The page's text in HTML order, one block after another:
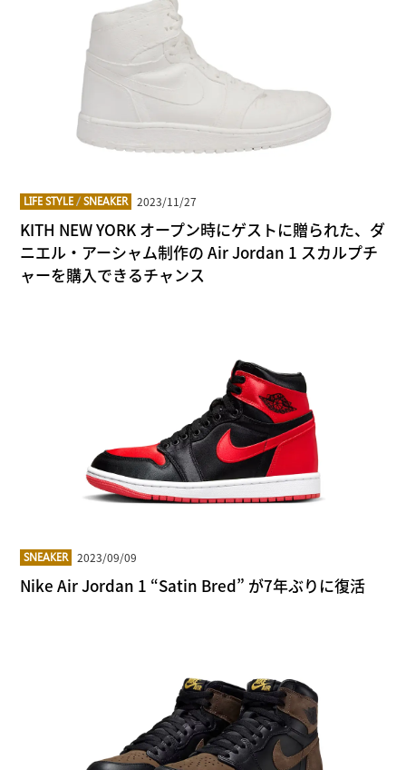
LIFE STYLE /SNEAKER 2023/11/27
KITH NEW YORK オープン時にゲストに贈られた、ダ
ニエル・アーシャム制作の Air Jordan 1 スカルプチ
ャーを購入できるチャンス
SNEAKER 2023/09/09
Nike Air Jordan 1 “Satin Bred” が7年ぶりに復活